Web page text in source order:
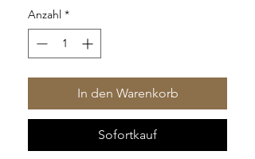
Anzahl *
In den Warenkorb
Sofortkauf